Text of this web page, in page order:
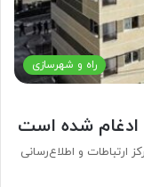
راه و شهرسازی
شده است
ارتباطات و اطلاع‌رسانی